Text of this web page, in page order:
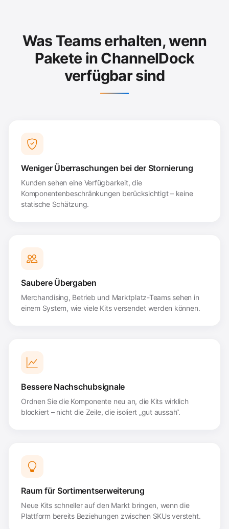
Was Teams erhalten, wenn
Pakete in ChannelDock
verfügbar sind
Weniger Überraschungen bei der Stornierung
Kunden sehen eine Verfügbarkeit, die
Komponentenbeschränkungen berücksichtigt – keine
statische Schätzung.
Saubere Übergaben
Merchandising, Betrieb und Marktplatz-Teams sehen in
einem System, wie viele Kits versendet werden können.
Bessere Nachschubsignale
Ordnen Sie die Komponente neu an, die Kits wirklich
blockiert – nicht die Zeile, die isoliert „gut aussah“.
Raum für Sortimentserweiterung
Neue Kits schneller auf den Markt bringen, wenn die
Plattform bereits Beziehungen zwischen SKUs versteht.